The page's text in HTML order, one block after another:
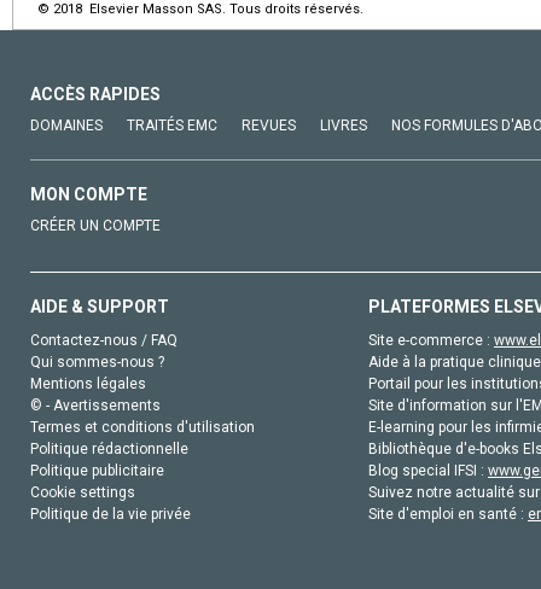
© 2018 Elsevier Masson SAS. Tous droits réservés.
ACCÈS RAPIDES
DOMAINES TRAITÉS EMC REVUES LIVRES NOS FORMULES
MON COMPTE
CRÉER UN COMPTE
AIDE & SUPPORT
Contactez-nous / FAQ
Qui sommes-nous ?
Mentions légales
© - Avertissements
Termes et conditions d'utilisation
Politique rédactionnelle
Politique publicitaire
Cookie settings
Politique de la vie privée
PLATEFORMES
Site e-commerce :
Aide à la pratique
Portail pour les
Site d'information sur
E-learning pour les
Bibliothèque d'e-books
Blog special IFSI :
Suivez notre actualité
Site d'emploi en santé :